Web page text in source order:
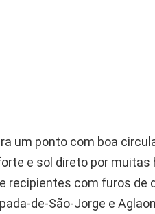
um ponto com boa
e sol direto por muitas
recipientes com furos de
de-São-Jorge e